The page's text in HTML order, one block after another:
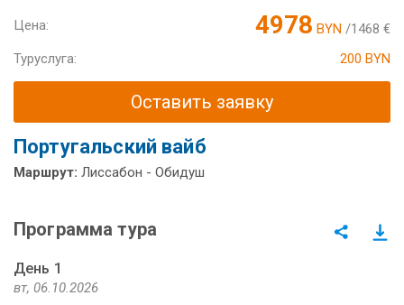
Цена: 4978 BYN /1468 €
Туруслуга:
200 BYN
Оставить заявку
Португальский вайб
Маршрут: Лиссабон - Обидуш
Программа тура
День 1
вт, 06.10.2026